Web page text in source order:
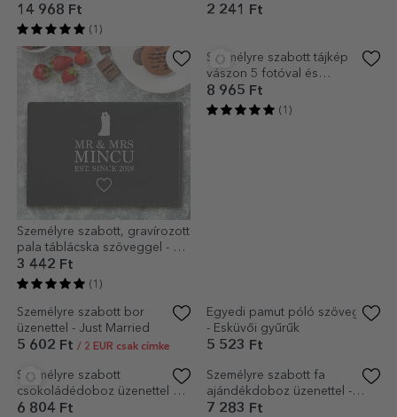
szabott üzenettel - Esküvő
14 968 Ft
(1)
Married
2 241 Ft
Személyre szabott, gravírozott
pala táblácska szöveggel - Mr
& Mrs
3 442 Ft
(1)